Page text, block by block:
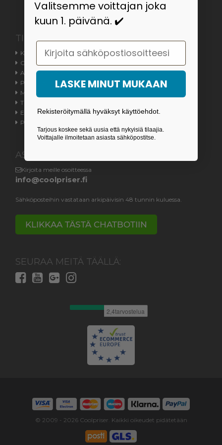
TIETOA
Kauppaehdot
Ota meihin yhteyttä
Asiakaspalvelu
Palautus- / toimitusoikeus
Meistä
Tilauksen tila
Evästeasetukset
Peruuttamislomake
ASIAKASPALVELU
Kirjoita meille osoitteessa
info@coolpriser.fi
Sähköposteihin vastataan arkipäivisin 48 tunnin kuluessa.
KLIKKAA TÄSTÄ CHATBOTIIN
SEURAA MEITÄ TÄÄLLÄ:
© 2009 - 2026Coolpriser. Kaikki oikeudet pidätetään
Valitsemme voittajan joka
kuun 1. päivänä. ✔️
Email
LASKE MINUT MUKAAN
Rekisteröitymällä hyväksyt käyttöehdot.
Tarjous koskee sekä uusia että nykyisiä tilaajia.
Voittajalle ilmoitetaan asiasta sähköpostitse.